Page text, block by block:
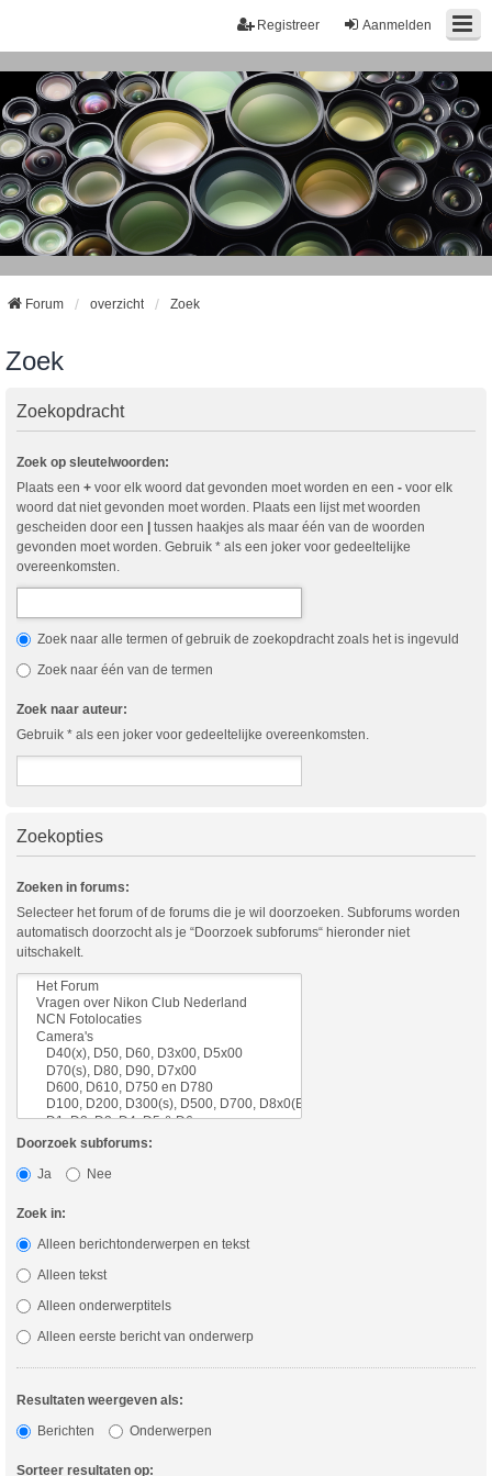
Aanmelden
Registreer
Forum overzicht Zoek
Zoek
Zoekopdracht
Zoek op sleutelwoorden:
Plaats een + voor elk woord dat gevonden moet worden en een - voor elk
woord dat niet gevonden moet worden. Plaats een lijst met woorden
gescheiden door een | tussen haakjes als maar één van de woorden
gevonden moet worden. Gebruik * als een joker voor gedeeltelijke
overeenkomsten.
Zoek naar alle termen of gebruik de zoekopdracht zoals het is ingevuld
Zoek naar één van de termen
Zoek naar auteur:
Gebruik * als een joker voor gedeeltelijke overeenkomsten.
Zoekopties
Zoeken in forums:
Selecteer het forum of de forums die je wil doorzoeken. Subforums worden
automatisch doorzocht als je “Doorzoek subforums“ hieronder niet
uitschakelt.
Doorzoek subforums:
Ja
Nee
Zoek in:
Alleen berichtonderwerpen en tekst
Alleen tekst
Alleen onderwerptitels
Alleen eerste bericht van onderwerp
Resultaten weergeven als:
Berichten
Onderwerpen
Sorteer resultaten op: